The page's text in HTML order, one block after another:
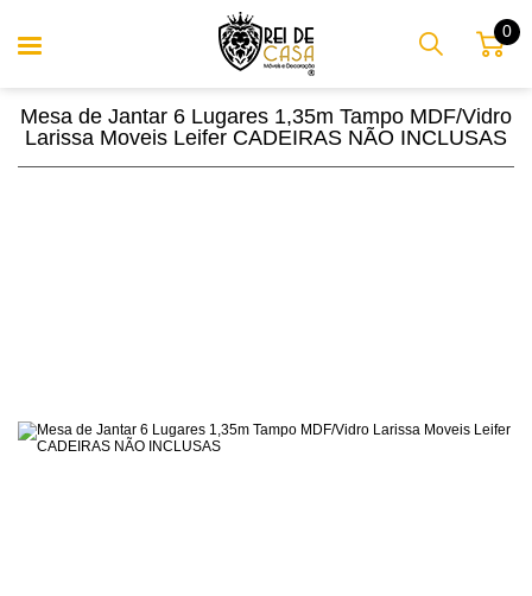
0
Mesa de Jantar 6 Lugares 1,35m Tampo MDF/Vidro
Larissa Moveis Leifer CADEIRAS NÃO INCLUSAS